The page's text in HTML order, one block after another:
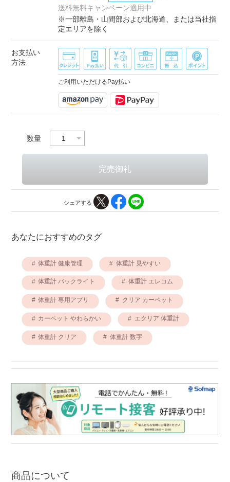
送料無料キャンペーン適用中
※一部離島・山間部および北海道、または当社指
定エリアを除く
お支払い
方法
ご利用いただけるPay払い
数量
シェアする
あなたにおすすめのタグ
体重計 健康管理 体重計 見やすい
体重計 バックライト 体重計 エレコム
体重計 専用アプリ クリア カーペット
カーペット やわらかい エクリア 体重計
体重計 クリア 体重計 数字
商品について